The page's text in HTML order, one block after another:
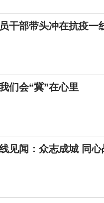
干部带头冲在抗疫一
们会“冀”在心里
见闻：众志成城 同心